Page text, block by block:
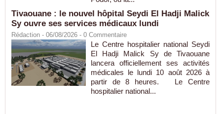
Tivaouane : le nouvel hôpital Seydi El Hadji Malick
Sy ouvre ses services médicaux lundi
Rédaction - 06/08/2026 - 0 Commentaire
Le Centre hospitalier national Seydi
El Hadji Malick Sy de Tivaouane
lancera officiellement ses activités
médicales le lundi 10 août 2026 à
partir de 8 heures. Le Centre
hospitalier national...